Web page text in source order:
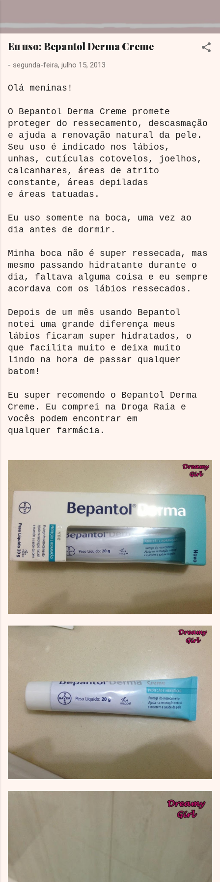
Eu uso: Bepantol Derma Creme
- segunda-feira, julho 15, 2013
Olá meninas!
O Bepantol Derma Creme promete
proteger do ressecamento, descasmação
e ajuda a renovação natural da pele.
Seu uso é indicado nos lábios,
unhas, cutículas cotovelos, joelhos,
calcanhares, áreas de atrito
constante, áreas depiladas
e áreas tatuadas.
Eu uso somente na boca, uma vez ao
dia antes de dormir.
Minha boca não é super ressecada, mas
mesmo passando hidratante durante o
dia, faltava alguma coisa e eu sempre
acordava com os lábios ressecados.
Depois de um mês usando Bepantol
notei uma grande diferença meus
lábios ficaram super hidratados, o
que facilita muito e deixa muito
lindo na hora de passar qualquer
batom!
Eu super recomendo o Bepantol Derma
Creme. Eu comprei na Droga Raia e
vocês podem encontrar em
qualquer farmácia.